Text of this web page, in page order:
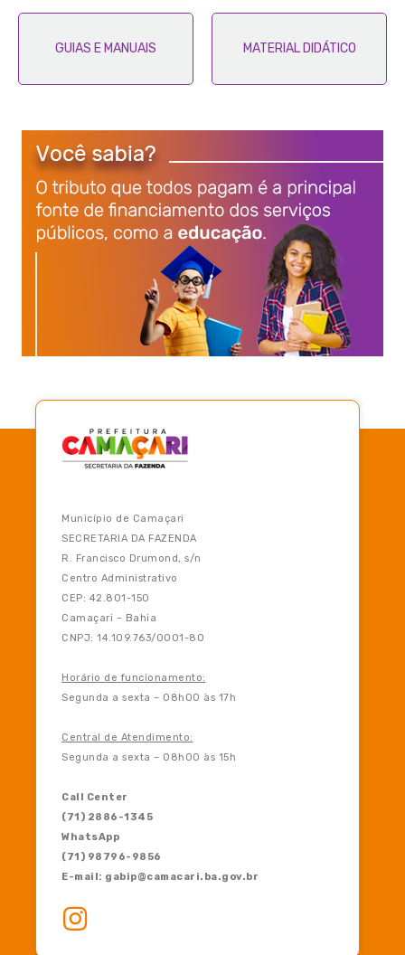
GUIAS E MANUAIS MATERIAL DIDÁTICO
Município de Camaçari
SECRETARIA DA FAZENDA
R. Francisco Drumond, s/n
Centro Administrativo
CEP: 42.801-150
Camaçari – Bahia
CNPJ: 14.109.763/0001-80
Horário de funcionamento:
Segunda a sexta – 08h00 às 17h
Central de Atendimento:
Segunda a sexta – 08h00 às 15h
Call Center
(71) 2886-1345
WhatsApp
(71) 98796-9856
E-mail: gabip@camacari.ba.gov.br